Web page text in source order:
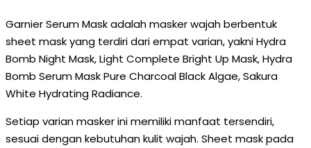
Garnier Serum Mask adalah masker wajah berbentuk
sheet mask yang terdiri dari empat varian, yakni Hydra
Bomb Night Mask, Light Complete Bright Up Mask, Hydra
Bomb Serum Mask Pure Charcoal Black Algae, Sakura
White Hydrating Radiance.
Setiap varian masker ini memiliki manfaat tersendiri,
sesuai dengan kebutuhan kulit wajah. Sheet mask pada